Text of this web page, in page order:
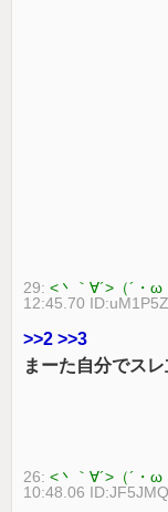
29:<丶｀∀´>（´・
12:45.70
>>2 >>3
まーた自分でス
26:<丶｀∀´>（´・
10:48.06